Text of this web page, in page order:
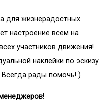
для жизнерадостных
настроение всем на
участников движения!
наклейки по эскизу
Всегда рады помочь! )